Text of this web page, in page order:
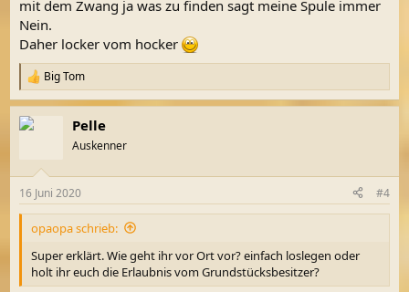
mit dem Zwang ja was zu finden sagt meine Spule immer
Nein.
Daher locker vom hocker
R
e
a
k
e
n
Big Tom
Pelle
Auskenner
16 Juni 2020 #4
opaopa schrieb:
Super erklärt. Wie geht ihr vor Ort vor? einfach loslegen oder
holt ihr euch die Erlaubnis vom Grundstücksbesitzer?